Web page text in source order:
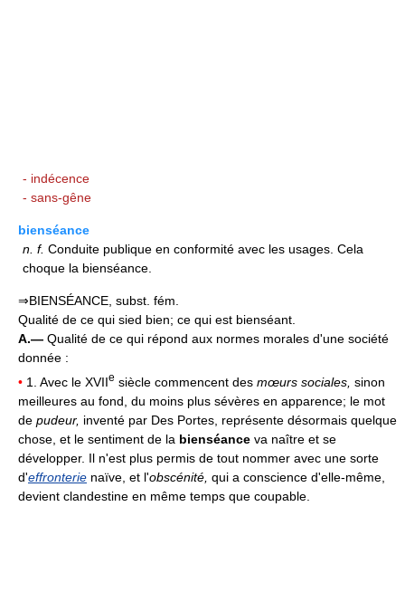
- indécence
- sans-gêne
bienséance
n. f. Conduite publique en conformité avec les usages. Cela
choque la bienséance.
⇒BIENSÉANCE, subst. fém.
Qualité de ce qui sied bien; ce qui est bienséant.
A.— Qualité de ce qui répond aux normes morales d'une société
donnée :
• 1. Avec le XVIIe siècle commencent des mœurs sociales, sinon
meilleures au fond, du moins plus sévères en apparence; le mot
de pudeur, inventé par Des Portes, représente désormais quelque
chose, et le sentiment de la bienséance va naître et se
développer. Il n'est plus permis de tout nommer avec une sorte
d'effronterie naïve, et l'obscénité, qui a conscience d'elle-même,
devient clandestine en même temps que coupable.